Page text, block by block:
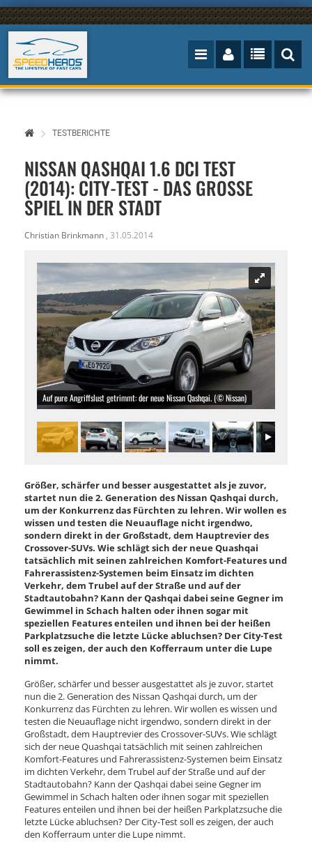
TESTBERICHTE
NISSAN QASHQAI 1.6 DCI TEST
(2014): CITY-TEST - DAS GROSSE S
PIEL IN DER STADT
Christian Brinkmann , 31.05.2014
Auf pure Angriffslust getrimmt: der neue Nissan Qashqai. (© Nissan)
Größer, schärfer und besser ausgestattet als je zuvor,
startet nun die 2. Generation des Nissan Qashqai durch,
um der Konkurrenz das Fürchten zu lehren. Wir wollen es
wissen und testen die Neuauflage nicht irgendwo,
sondern direkt in der Großstadt, dem Hauptrevier des
Crossover-SUVs. Wie schlägt sich der neue Quashqai
tatsächlich mit seinen zahlreichen Komfort-Features und
Fahrerassistenz-Systemen beim Einsatz im dichten
Verkehr, dem Trubel auf der Straße und auf der
Stadtautobahn? Kann der Qashqai dabei seine Gegner im
Gewimmel in Schach halten oder ihnen sogar mit
speziellen Features enteilen und ihnen bei der heißen
Parkplatzsuche die letzte Lücke abluchsen? Der City-Test
soll es zeigen, der auch den Kofferraum unter die Lupe
nimmt.
Größer, schärfer und besser ausgestattet als je zuvor, startet
nun die 2. Generation des Nissan Qashqai durch, um der
Konkurrenz das Fürchten zu lehren. Wir wollen es wissen und
testen die Neuauflage nicht irgendwo, sondern direkt in der
Großstadt, dem Hauptrevier des Crossover-SUVs. Wie schlägt
sich der neue Quashqai tatsächlich mit seinen zahlreichen
Komfort-Features und Fahrerassistenz-Systemen beim Einsatz
im dichten Verkehr, dem Trubel auf der Straße und auf der
Stadtautobahn? Kann der Qashqai dabei seine Gegner im
Gewimmel in Schach halten oder ihnen sogar mit speziellen
Features enteilen und ihnen bei der heißen Parkplatzsuche die
letzte Lücke abluchsen? Der City-Test soll es zeigen, der auch
den Kofferraum unter die Lupe nimmt.